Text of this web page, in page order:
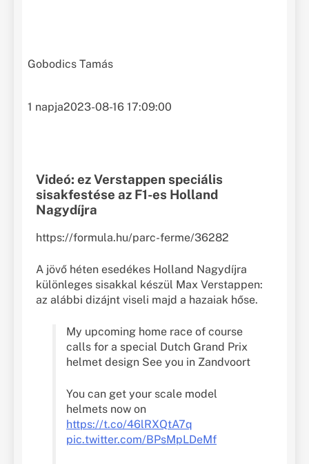
Gobodics Tamás
1 napja2023-08-16 17:09:00
Videó: ez Verstappen speciális
sisakfestése az F1-es Holland
Nagydíjra
https://formula.hu/parc-ferme/36282
A jövő héten esedékes Holland Nagydíjra
különleges sisakkal készül Max Verstappen:
az alábbi dizájnt viseli majd a hazaiak hőse.
My upcoming home race of course
calls for a special Dutch Grand Prix
helmet design See you in Zandvoort
You can get your scale model
helmets now on
https://t.co/46lRXQtA7q
pic.twitter.com/BPsMpLDeMf